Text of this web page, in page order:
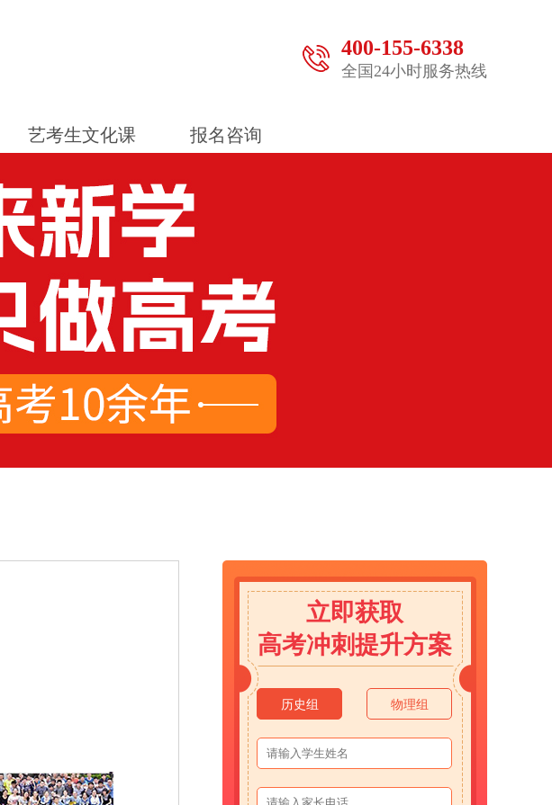
400-155-6338
全国24小时服务热线
艺考生文化课 报名咨询
立即获取
高考冲刺提升方案
历史组 物理组